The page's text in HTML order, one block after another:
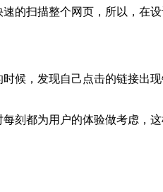
的扫描整个网页，所以，在
候，发现自己点击的链接出
刻都为用户的体验做考虑，